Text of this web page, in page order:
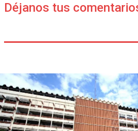
Déjanos tus